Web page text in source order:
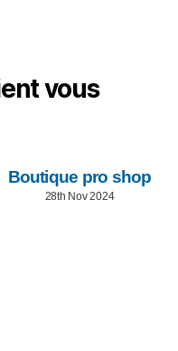
vous
Boutique pro shop
28th Nov 2024